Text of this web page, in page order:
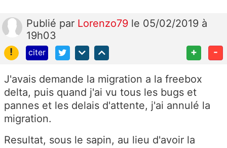
Publié par Lorenzo79 le 05/02/2019 à
19h03
!
citer + -
J'avais demande la migration a la freebox
delta, puis quand j'ai vu tous les bugs et
pannes et les delais d'attente, j'ai annulé la
migration.
Resultat, sous le sapin, au lieu d'avoir la